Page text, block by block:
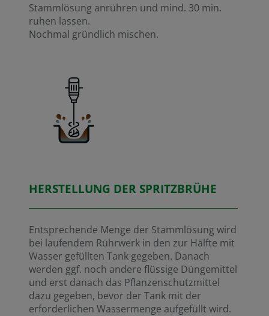
Stammlösung anrühren und mind. 30 min.
ruhen lassen.
Nochmal gründlich mischen.
HERSTELLUNG DER SPRITZBRÜHE
Entsprechende Menge der Stammlösung wird
bei laufendem Rührwerk in den zur Hälfte mit
Wasser gefüllten Tank gegeben. Danach
werden ggf. noch andere flüssige Düngemittel
und erst danach das Pflanzenschutzmittel
dazu gegeben, bevor der Tank mit der
erforderlichen Wassermenge aufgefüllt wird.